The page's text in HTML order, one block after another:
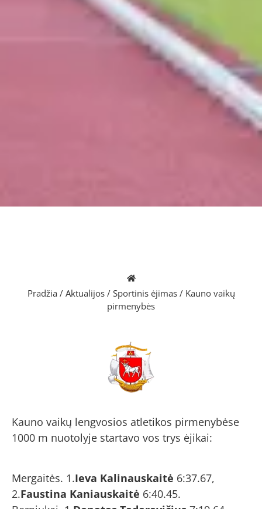
Pradžia / Aktualijos/ Sportinis ėjimas/ Kauno vaikų
pirmenybės
Kauno vaikų lengvosios atletikos pirmenybėse
1000 m nuotolyje startavo vos trys ėjikai:
Mergaitės. 1.Ieva Kalinauskaitė 6:37.67,
2.Faustina Kaniauskaitė 6:40.45.